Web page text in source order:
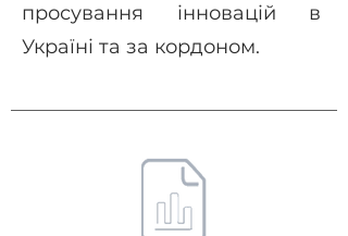
просування інновацій в
Україні та за кордоном.